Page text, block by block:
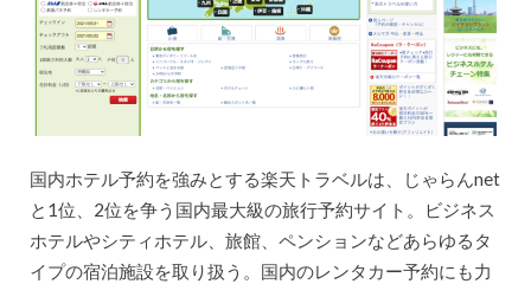
国内ホテル予約を強みとする楽天トラベルは、じゃらんnet
と1位、2位を争う国内最大級の旅行予約サイト。ビジネス
ホテルやシティホテル、旅館、ペンションなどあらゆるタ
イプの宿泊施設を取り扱う。国内のレンタカー予約にも力